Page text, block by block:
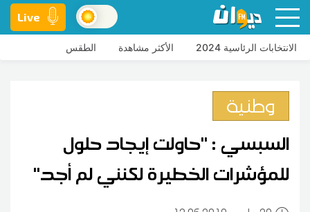
Live
الانتخابات الرئاسية 2024 الأكثر مشاهدة الطقس
وطنية
السبسي : ''حاولت إيجاد حلول
للمؤشرات الخطيرة لكنني لم أجد''